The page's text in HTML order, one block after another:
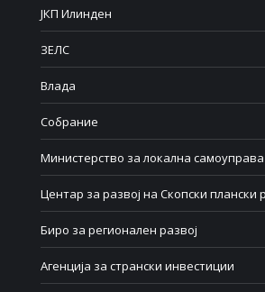
ЈКП Илинден
ЗЕЛС
Влада
Собрание
Министерство за локална самоуправа
Центар за развој на Скопски плански
Биро за регионален развој
Агенција за странски инвестиции